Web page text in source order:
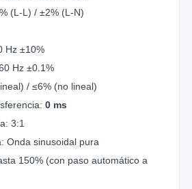
(L-L) / ±2% (L-N)
Hz ±10%
Hz ±0.1%
/ ≤6% (no lineal)
0 ms
3:1
Onda sinusoidal pura
150% (con paso automático a